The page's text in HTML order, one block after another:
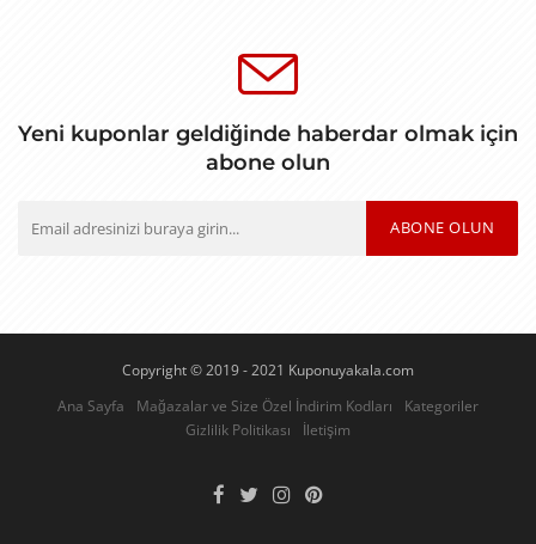
Yeni kuponlar geldiğinde haberdar olmak için
abone olun
ABONE OLUN
Copyright © 2019 - 2021 Kuponuyakala.com
Ana Sayfa
Mağazalar ve Size Özel İndirim Kodları
Kategoriler
Gizlilik Politikası
İletişim